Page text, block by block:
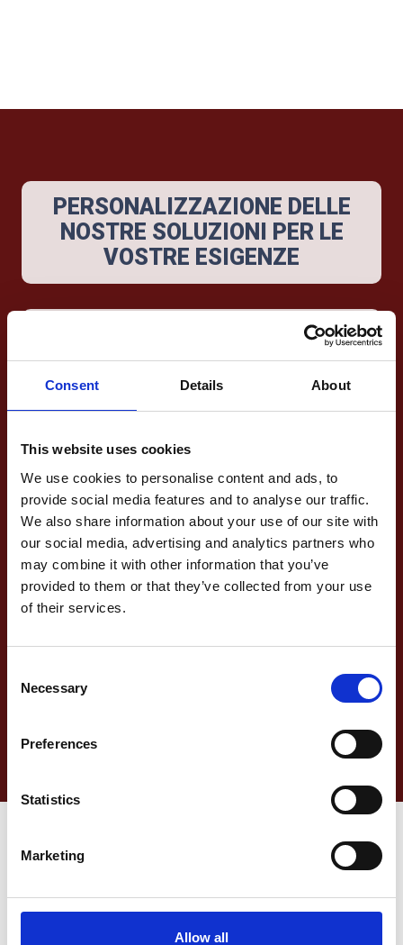
Consent Details About
This website uses cookies
We use cookies to personalise content and ads, to
provide social media features and to analyse our traffic.
We also share information about your use of our site with
our social media, advertising and analytics partners who
may combine it with other information that you’ve
provided to them or that they’ve collected from your use
of their services.
Selection
Necessary
Preferences
Statistics
Marketing
Allow all
PERSONALIZZAZIONE DELLE
NOSTRE SOLUZIONI PER LE
VOSTRE ESIGENZE
Pianificazione e logistica
completo, programmazione delle consegne,
istruzioni di spedizione, documentazione e
Preparazione e
imballaggio
Protezione del transito specializzata per
tutte le modalità di trasporto, servizi di
magazzinaggio e gestione dell’inventario
Tracciamento e
operazioni di consegna dell’ultimo miglio